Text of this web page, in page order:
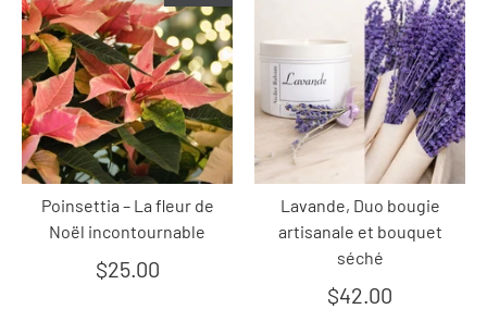
Poinsettia – La fleur de
Noël incontournable
$25.00
Lavande, Duo bougie
artisanale et bouquet
séché
$42.00